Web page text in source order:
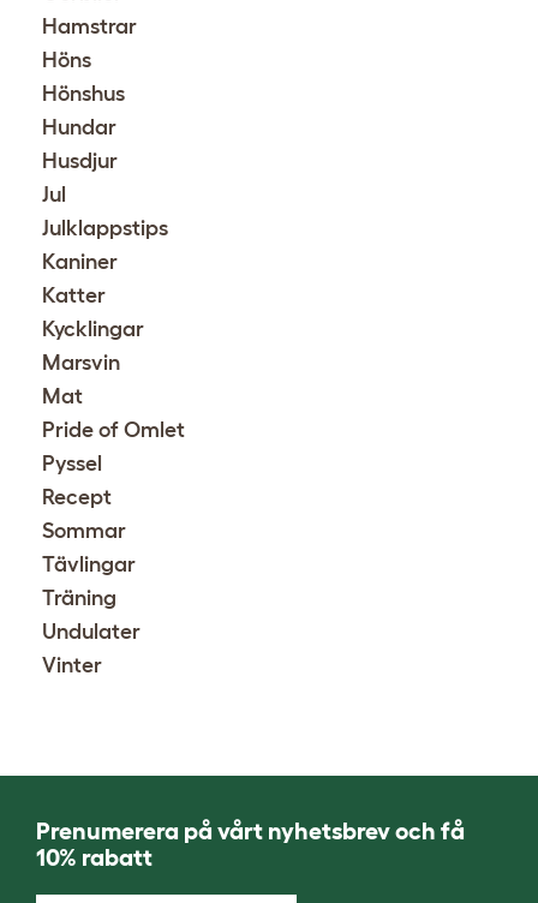
Hamstrar
Höns
Hönshus
Hundar
Husdjur
Jul
Julklappstips
Kaniner
Katter
Kycklingar
Marsvin
Mat
Pride of Omlet
Pyssel
Recept
Sommar
Tävlingar
Träning
Undulater
Vinter
Prenumerera på vårt nyhetsbrev och få
10% rabatt